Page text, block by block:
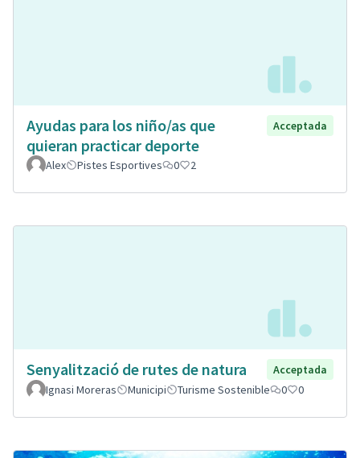
Ayudas para los niño/as que
quieran practicar deporte
Acceptada
Alex Pistes Esportives 0 2
Senyalització de rutes de natura
Acceptada
Ignasi Moreras
Municipi Turisme Sostenible 0 0